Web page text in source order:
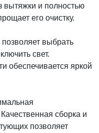
вытяжки и полностью
его очистку.
выбрать
свет.
обеспечивается яркой
сборка и
позволяет